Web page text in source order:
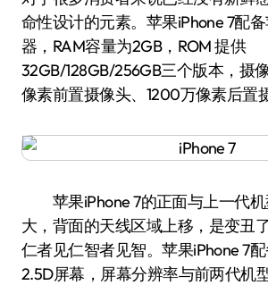
命性设计的元素。苹果iPhone 7配
器，RAM容量为2GB，ROM 提供
32GB/128GB/256GB三个版本，摄
像素前置摄像头、1200万像素后置
苹果iPhone 7的正面与上一代机
大，背面的天线区域上移，是变丑
仁者见仁智者见智。苹果iPhone 7
2.5D屏幕，屏幕分辨率与前两代机